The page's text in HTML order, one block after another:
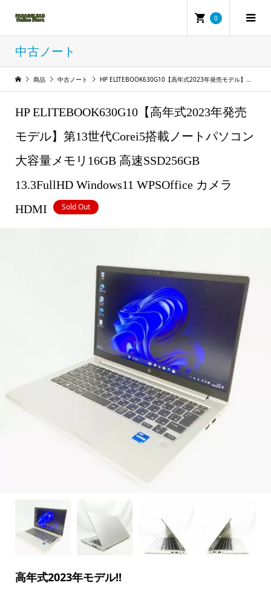
0
中古ノート
商品 中古ノート HP ELITEBOOK630G10【高年式2023年発売モデル】第13世代Corei5搭載ノートパソコン 大容量メモリ16GB 高速SSD256GB 13.3FullHD Windows11 WPSOffice カメラ HDMI
HP ELITEBOOK630G10【高年式2023年発売
モデル】第13世代Corei5搭載ノートパソコン
大容量メモリ16GB 高速SSD256GB
13.3FullHD Windows11 WPSOffice カメラ
HDMI
Sold Out
高年式2023年モデル!!